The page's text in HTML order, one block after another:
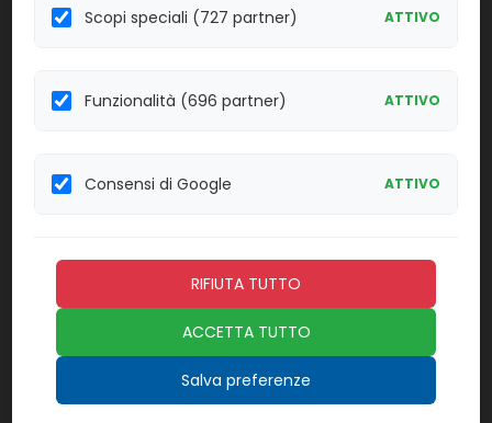
7547188 4C Plus Cell Control (val.60 g
AESMC01025 FILTRO DECOMPRESSIONE M528
per acquistare.
725 Liquichek Therapeutic Drug
Monitoring Control (TDM) Level 1
Scopi speciali (727 partner) ATTIVO
Funzionalità (696 partner) ATTIVO
Consensi di Google ATTIVO
RIFIUTA TUTTO
ACCETTA TUTTO
Salva preferenze